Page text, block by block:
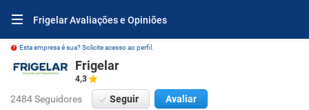
Frigelar Avaliações e Opiniões
Esta empresa é sua? Solicite acesso ao perfil.
Frigelar
4,3
2484 Seguidores Seguir Avaliar